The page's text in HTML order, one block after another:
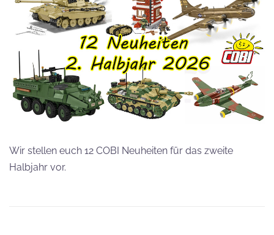
Wir stellen euch 12 COBI Neuheiten für das zweite
Halbjahr vor.